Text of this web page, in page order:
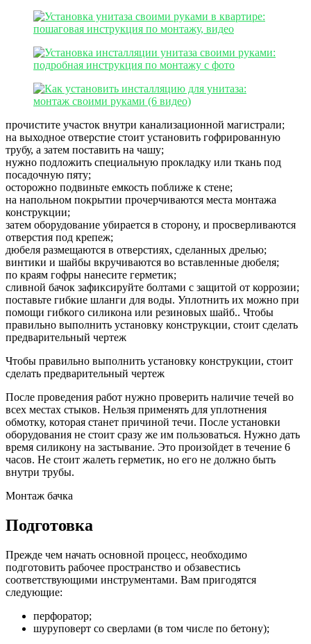
прочистите участок внутри канализационной магистрали;
на выходное отверстие стоит установить гофрированную
трубу, а затем поставить на чашу;
нужно подложить специальную прокладку или ткань под
посадочную пяту;
осторожно подвиньте емкость поближе к стене;
на напольном покрытии прочерчиваются места монтажа
конструкции;
затем оборудование убирается в сторону, и просверливаются
отверстия под крепеж;
дюбеля размещаются в отверстиях, сделанных дрелью;
винтики и шайбы вкручиваются во вставленные дюбеля;
по краям гофры нанесите герметик;
сливной бачок зафиксируйте болтами с защитой от коррозии;
поставьте гибкие шланги для воды. Уплотнить их можно при
помощи гибкого силикона или резиновых шайб.. Чтобы
правильно выполнить установку конструкции, стоит сделать
предварительный чертеж
Чтобы правильно выполнить установку конструкции, стоит
сделать предварительный чертеж
После проведения работ нужно проверить наличие течей во
всех местах стыков. Нельзя применять для уплотнения
обмотку, которая станет причиной течи. После установки
оборудования не стоит сразу же им пользоваться. Нужно дать
время силикону на застывание. Это произойдет в течение 6
часов. Не стоит жалеть герметик, но его не должно быть
внутри трубы.
Монтаж бачка
Подготовка
Прежде чем начать основной процесс, необходимо
подготовить рабочее пространство и обзавестись
соответствующими инструментами. Вам пригодятся
следующие:
перфоратор;
шуруповерт со сверлами (в том числе по бетону);